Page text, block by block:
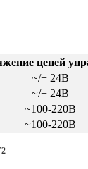
цепей
~/+ 24В
~/+ 24В
~100-220В
~100-220В